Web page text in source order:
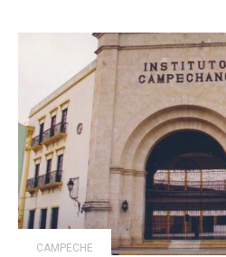
CAMPECHE